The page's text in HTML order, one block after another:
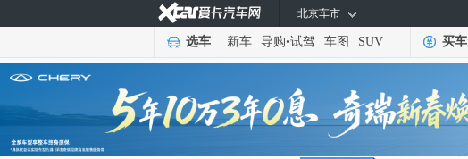
北京车市
选车 新车 导购•试驾 车图 SUV 买车